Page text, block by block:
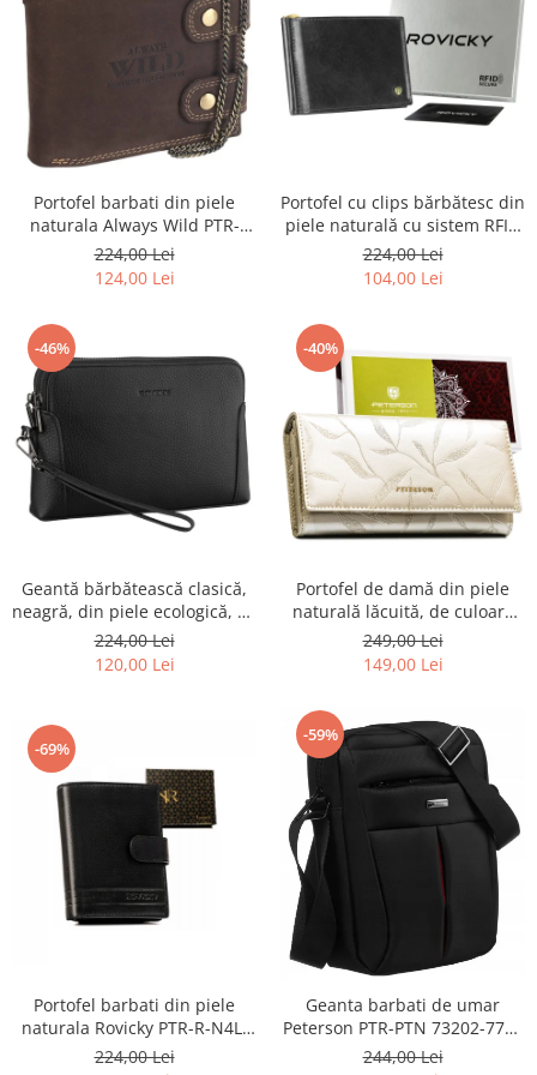
Portofel barbati din piele
naturala Always Wild PTR-
2900-BIC
224,00 Lei
124,00 Lei
Portofel cu clips bărbătesc din
piele naturală cu sistem RFID
- Rovicky PTR-N1908-RVT-9799
BLACK
224,00 Lei
104,00 Lei
-46%
Geantă bărbătească clasică,
neagră, din piele ecologică, cu
fermoar - Rovicky PTR-R-SDR-
01-1631 BLACK
224,00 Lei
120,00 Lei
-40%
Portofel de damă din piele
naturală lăcuită, de culoare
bej, cu închidere cu capsă -
Peterson
249,00 Lei
149,00 Lei
-69%
Portofel barbati din piele
naturala Rovicky PTR-R-N4L-
GAT-8922 B+B
224,00 Lei
-59%
Geanta barbati de umar
Peterson PTR-PTN 73202-7738
BL
244,00 Lei